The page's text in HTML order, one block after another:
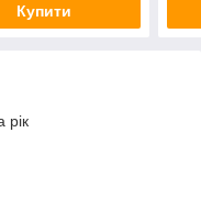
Купити
рік